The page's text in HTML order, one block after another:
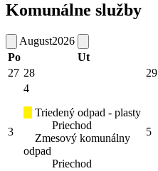
Komunálne služby
August2026
Po
Ut
27 28 29
3
4
Triedený odpad - plasty
Priechod
Zmesový komunálny
odpad
Priechod
5